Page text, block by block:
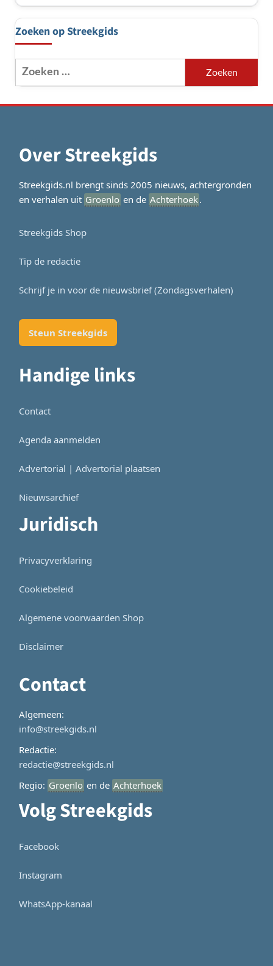
Zoeken op Streekgids
Zoeken
naar:
Over Streekgids
Streekgids.nl brengt sinds 2005 nieuws, achtergronden
en verhalen uit Groenlo en de Achterhoek.
Streekgids Shop
Tip de redactie
Schrijf je in voor de nieuwsbrief (Zondagsverhalen)
Steun Streekgids
Handige links
Contact
Agenda aanmelden
Advertorial | Advertorial plaatsen
Nieuwsarchief
Juridisch
Privacyverklaring
Cookiebeleid
Algemene voorwaarden Shop
Disclaimer
Contact
Algemeen:
info@streekgids.nl
Redactie:
redactie@streekgids.nl
Regio: Groenlo en de Achterhoek
Volg Streekgids
Facebook
Instagram
WhatsApp-kanaal